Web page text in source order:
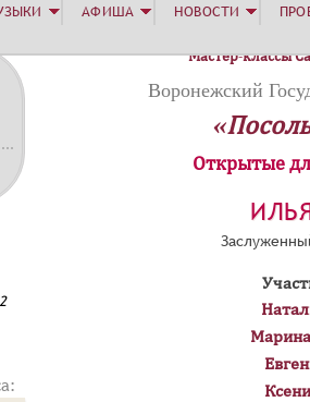
Мастер-классы
Воронежский
Открытые
АФИША НОВОСТИ